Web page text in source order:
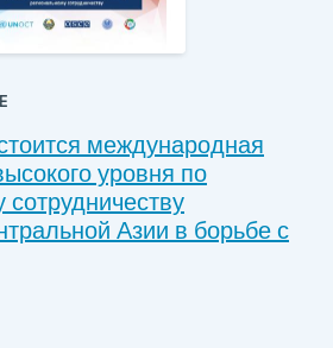
международная
уровня по
Азии в борьбе с